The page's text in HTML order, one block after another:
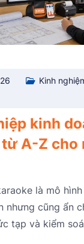
Kinh
kinh
A-Z cho
là mô
nhưng cũng ẩn
tạp và kiểm